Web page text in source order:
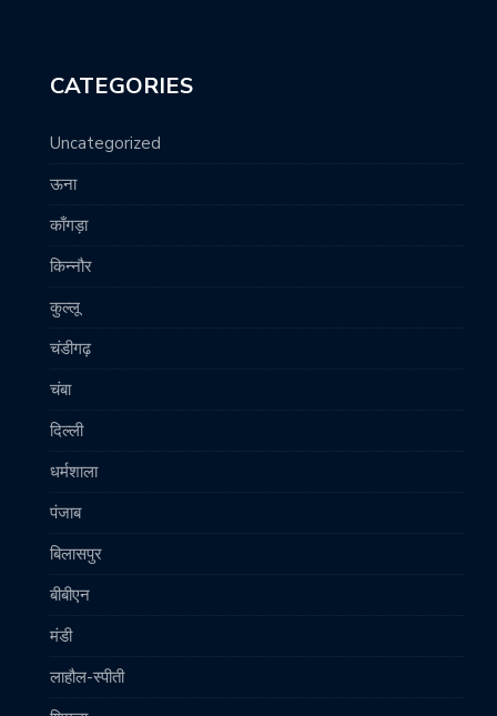
CATEGORIES
Uncategorized
ऊना
काँगड़ा
किन्नौर
कुल्लू
चंडीगढ़
चंबा
दिल्ली
धर्मशाला
पंजाब
बिलासपुर
बीबीएन
मंडी
लाहौल-स्पीती